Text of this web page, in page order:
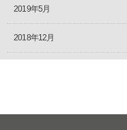
2019年5月
2018年12月